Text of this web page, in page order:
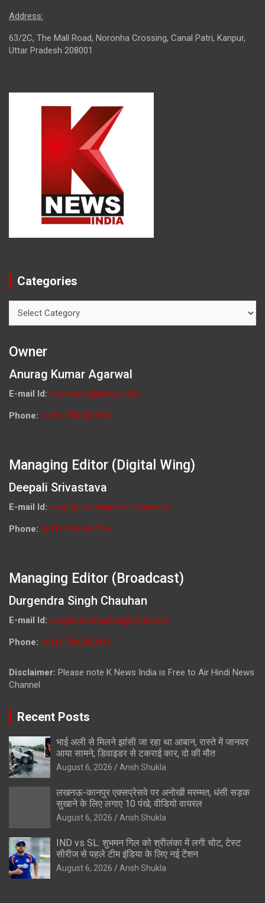
Address:
63/2C, The Mall Road, Noronha Crossing, Canal Patri, Kanpur,
Uttar Pradesh 208001
Categories
Owner
Anurag Kumar Agarwal
E-mail Id: ceo.knews@gmail.com
Phone: (+91) 7800009900
Managing Editor (Digital Wing)
Deepali Srivastava
E-mail Id: deepali_media@rediffmail.com
Phone: (+91) 9026692259
Managing Editor (Broadcast)
Durgendra Singh Chauhan
E-mail Id: durgendrachauhan@gmail.com
Phone: (+91) 7800009813
Disclaimer: Please note K News India is Free to Air Hindi News
Channel
Recent Posts
भाई अली से मिलने झांसी जा रहा था आबान, रास्ते में जानवर
आया सामने; डिवाइडर से टकराई कार, दो की मौत
August 6, 2026 Ansh Shukla
लखनऊ-कानपुर एक्सप्रेसवे पर अनोखी मरम्मत, धंसी सड़क
सुखाने के लिए लगाए 10 पंखे; वीडियो वायरल
August 6, 2026 Ansh Shukla
IND vs SL: शुभमन गिल को श्रीलंका में लगी चोट, टेस्ट
सीरीज से पहले टीम इंडिया के लिए नई टेंशन
August 6, 2026 Ansh Shukla